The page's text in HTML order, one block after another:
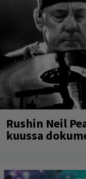
Rushin Neil
kuussa